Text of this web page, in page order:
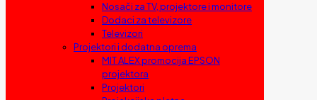
Nosači za TV, projektore i monitore
Dodaci za televizore
Televizori
Projektori i dodatna oprema
MIT ALEX promocija EPSON
projektora
Projektori